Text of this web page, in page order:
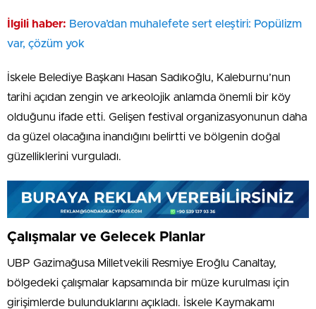
İlgili haber: Berova’dan muhalefete sert eleştiri: Popülizm
var, çözüm yok
İskele Belediye Başkanı Hasan Sadıkoğlu, Kaleburnu’nun
tarihi açıdan zengin ve arkeolojik anlamda önemli bir köy
olduğunu ifade etti. Gelişen festival organizasyonunun daha
da güzel olacağına inandığını belirtti ve bölgenin doğal
güzelliklerini vurguladı.
Çalışmalar ve Gelecek Planlar
UBP Gazimağusa Milletvekili Resmiye Eroğlu Canaltay,
bölgedeki çalışmalar kapsamında bir müze kurulması için
girişimlerde bulunduklarını açıkladı. İskele Kaymakamı